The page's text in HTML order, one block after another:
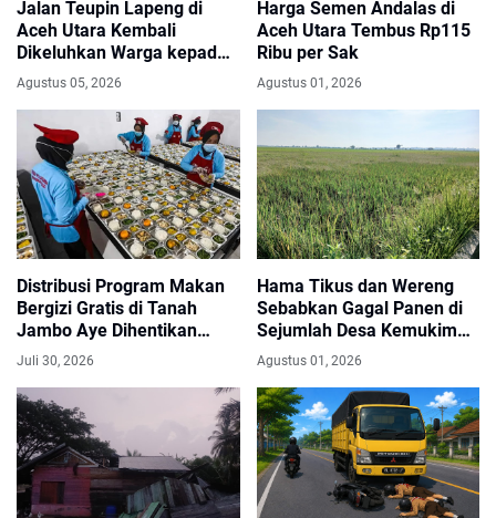
Jalan Teupin Lapeng di
Aceh Utara Kembali
Dikeluhkan Warga kepada
Anggota DPRK
Agustus 05, 2026
Harga Semen Andalas di
Aceh Utara Tembus Rp115
Ribu per Sak
Agustus 01, 2026
Distribusi Program Makan
Bergizi Gratis di Tanah
Jambo Aye Dihentikan
Sementara, Terkendala
Pencairan Dana
Juli 30, 2026
Hama Tikus dan Wereng
Sebabkan Gagal Panen di
Sejumlah Desa Kemukiman
Madat
Agustus 01, 2026